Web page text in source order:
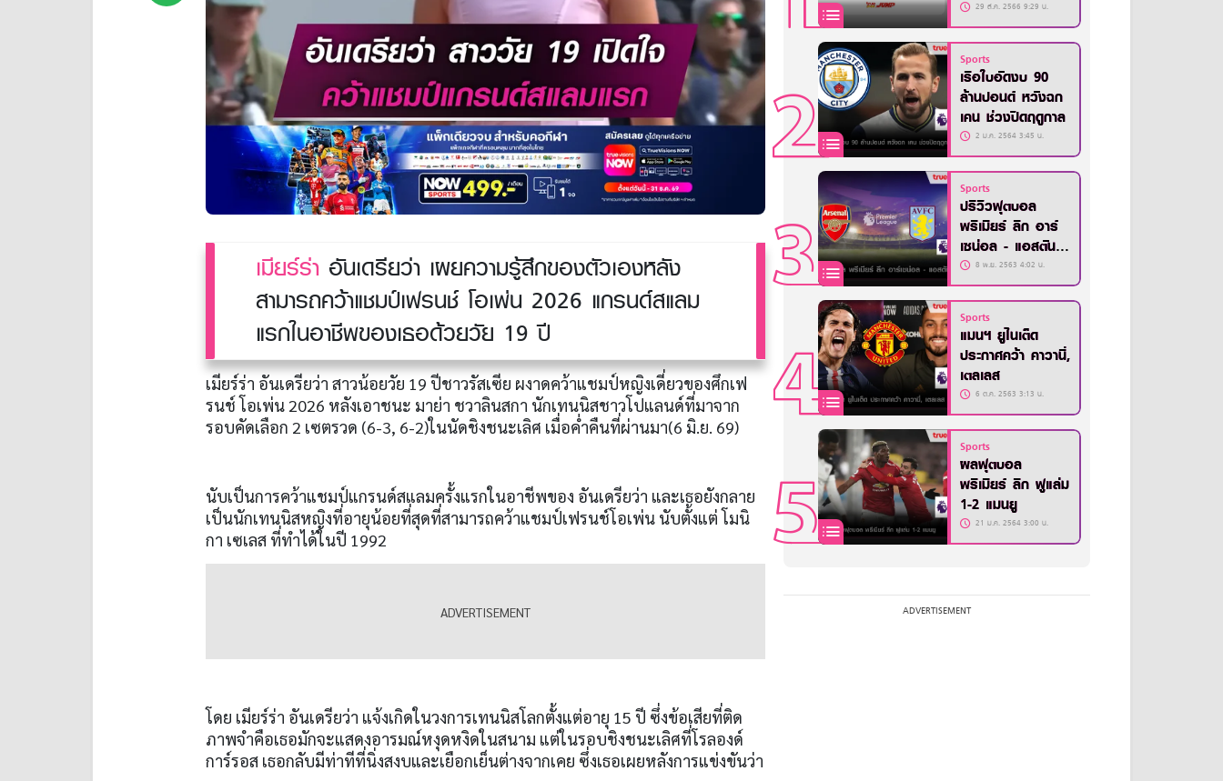
เมียร์ร่าอันเดรียว่า เผยความรู้สึกของตัวเองหลัง
สามารถคว้าแชมป์เฟรนช์ โอเพ่น 2026 แกรนด์สแลม
แรกในอาชีพของเธอด้วยวัย 19 ปี
เมียร์ร่า อันเดรียว่า สาวน้อยวัย 19 ปีชาวรัสเซีย ผงาดคว้าแชมป์หญิงเดี่ยวของศึกเฟ
รนช์ โอเพ่น 2026 หลังเอาชนะ มาย่า ชวาลินสกา นักเทนนิสชาวโปแลนด์ที่มาจาก
รอบคัดเลือก 2 เซตรวด (6-3, 6-2)ในนัดชิงชนะเลิศ เมื่อค่ำคืนที่ผ่านมา(6 มิ.ย. 69)
นับเป็นการคว้าแชมป์แกรนด์สแลมครั้งแรกในอาชีพของ อันเดรียว่า และเธอยังกลาย
เป็นนักเทนนิสหญิงที่อายุน้อยที่สุดที่สามารถคว้าแชมป์เฟรนช์โอเพ่น นับตั้งแต่ โมนิ
กา เซเลส ที่ทำได้ในปี 1992
โดย เมียร์ร่า อันเดรียว่า แจ้งเกิดในวงการเทนนิสโลกตั้งแต่อายุ 15 ปี ซึ่งข้อเสียที่ติด
ภาพจำคือเธอมักจะแสดงอารมณ์หงุดหงิดในสนาม แต่ในรอบชิงชนะเลิศที่โรลองด์
การ์รอส เธอกลับมีท่าทีที่นิ่งสงบและเยือกเย็นต่างจากเคย ซึ่งเธอเผยหลังการแข่งขันว่า
29 ส.ค. 2566 9:29 น.
Sports
เรือใบอัดงบ 90
ล้านปอนด์ หวังฉก
เคน ช่วงปิดฤดูกาล
2 ม.ค. 2564 3:45 น.
Sports
ปรีวิวฟุตบอล
พรีเมียร์ ลีก อาร์
เซน่อล - แอสตัน
วิลล่า8 พ.ย. 2563 4:02 น.
Sports
แมนฯ ยูไนเต็ด
ประกาศคว้า คาวานี่,
เตลเลส
6 ต.ค. 2563 3:13 น.
Sports
ผลฟุตบอล
พรีเมียร์ ลีก ฟูแล่ม
1-2 แมนยู
21 ม.ค. 2564 3:00 น.